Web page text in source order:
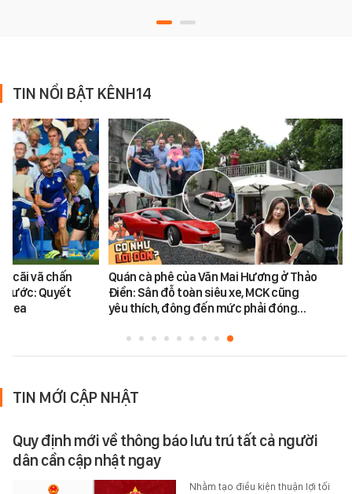
TIN NỔI BẬT KÊNH14
cãi vã chấn
trước: Quyết
Quán cà phê của Văn Mai Hương ở Thảo
Điền: Sân đỗ toàn siêu xe, MCK cũng
yêu thích, đông đến mức phải đóng…
TIN MỚI CẬP NHẬT
Quy định mới về thông báo lưu trú tất cả người
dân cần cập nhật ngay
Nhằm tạo điều kiện thuận lợi tối